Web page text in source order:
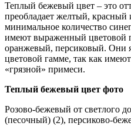
Теплый бежевый цвет – это
преобладает желтый,
минимальное количество
имеют выраженный цветовой
оранжевый, персиковый. Они
цветовой гамме, так как
«грязной» примеси.
Теплый бежевый цвет фото
Розово-бежевый от светлого
(песочный) (2), персиково-